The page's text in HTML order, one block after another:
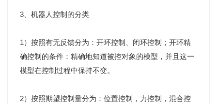
3、机器人控制的分类
1）按照有无反馈分为：开环控制、闭环控制；开环精
确控制的条件：精确地知道被控对象的模型，并且这一
模型在控制过程中保持不变。
2）按照期望控制量分为：位置控制，力控制，混合控